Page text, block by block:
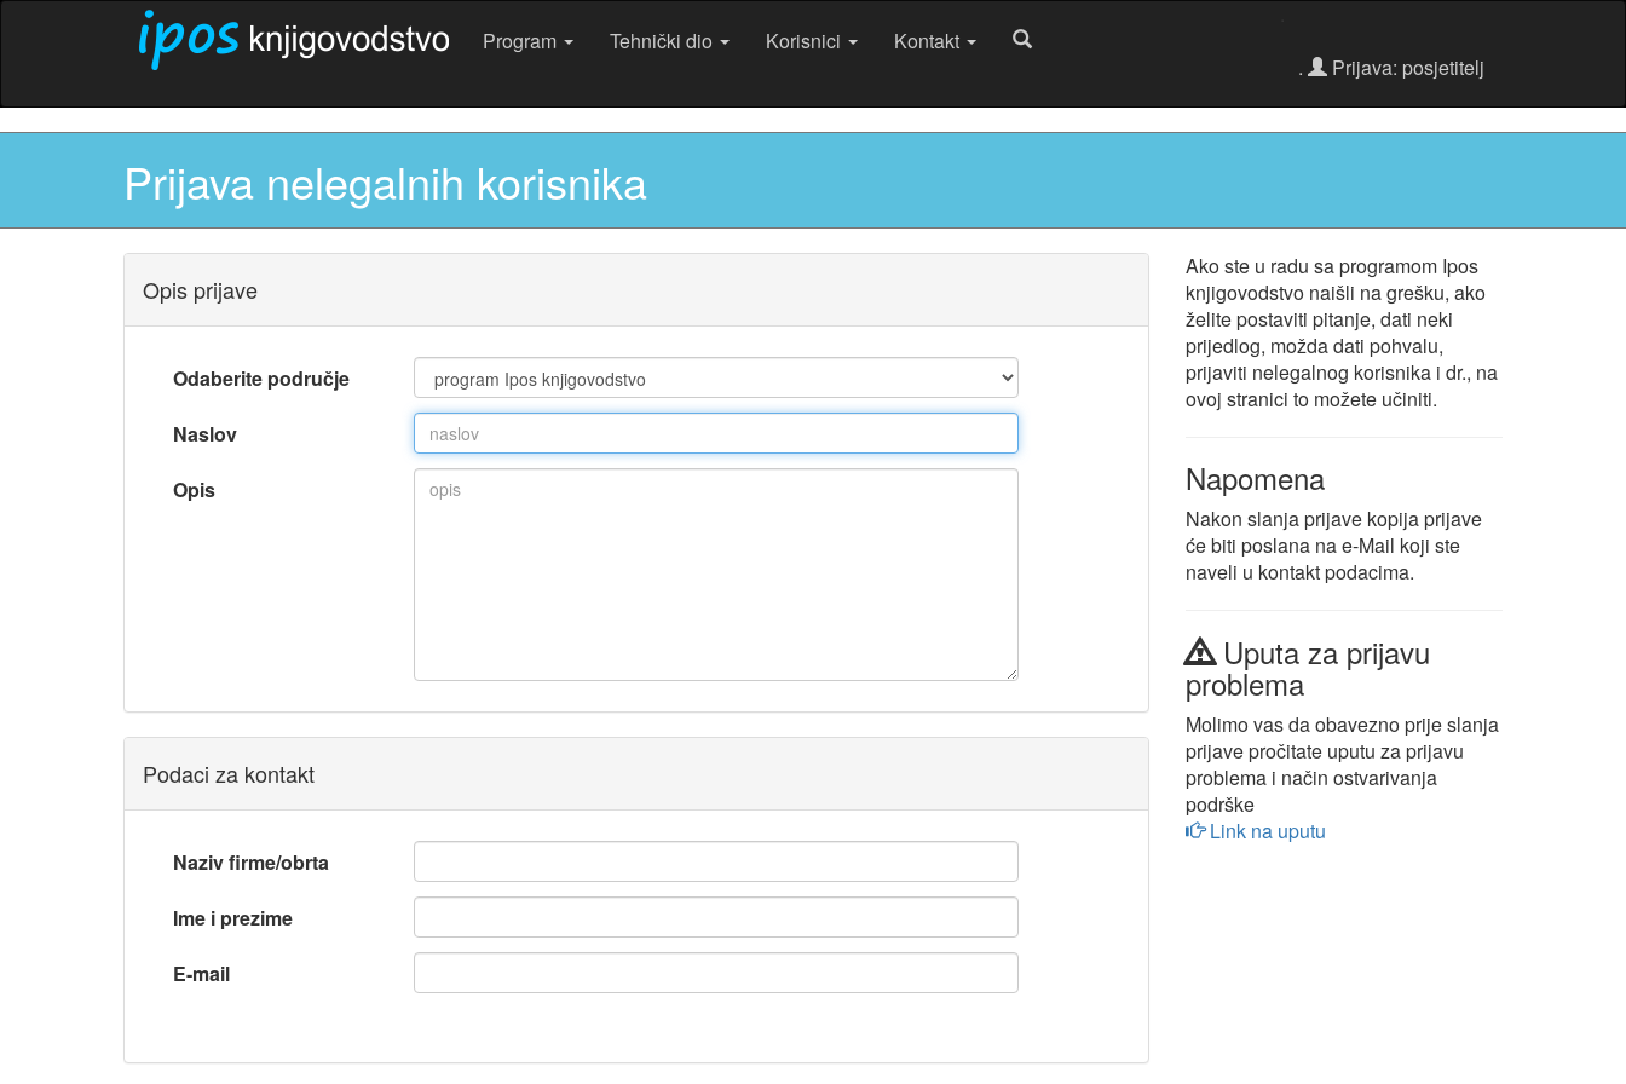
Program Tehnički dio Korisnici Kontakt
.
Prijava: posjetitelj
Prijava nelegalnih korisnika
Opis prijave
Odaberite područje
Naslov
Opis
Podaci za kontakt
Naziv firme/obrta
Ime i prezime
E-mail
Ako ste u radu sa programom Ipos
knjigovodstvo naišli na grešku, ako
želite postaviti pitanje, dati neki
prijedlog, možda dati pohvalu,
prijaviti nelegalnog korisnika i dr., na
ovoj stranici to možete učiniti.
Napomena
Nakon slanja prijave kopija prijave
će biti poslana na e-Mail koji ste
naveli u kontakt podacima.
Uputa za prijavu
problema
Molimo vas da obavezno prije slanja
prijave pročitate uputu za prijavu
problema i način ostvarivanja
podrške
Link na uputu